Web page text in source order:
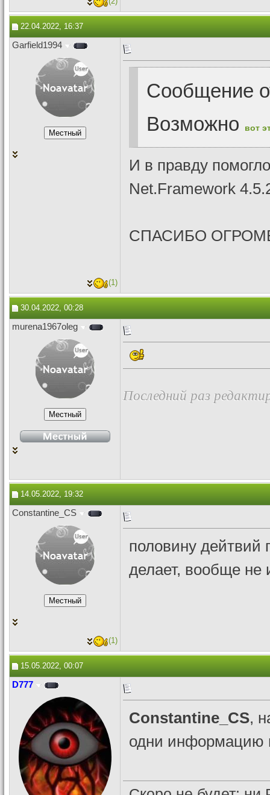
22.04.2022, 16:37
Garfield1994
Сообщение
Возможно
вот
И в правду
Net.Framework
СПАСИБО
(1)
30.04.2022, 00:28
murena1967oleg
Последний раз
14.05.2022, 19:32
Constantine_CS
половину дейтвий
делает, вообще
(1)
15.05.2022, 00:07
D777
Constantine_CS,
одни информацию